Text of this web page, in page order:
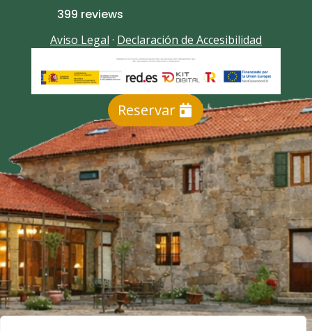
399 reviews
Aviso Legal · Declaración de Accesibilidad
Reservar